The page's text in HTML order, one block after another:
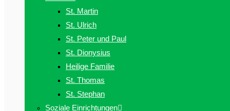
St. Martin
St. Ulrich
St. Peter und Paul
St. Dionysius
Heilige Familie
St. Thomas
St. Stephan
Soziale Einrichtungen